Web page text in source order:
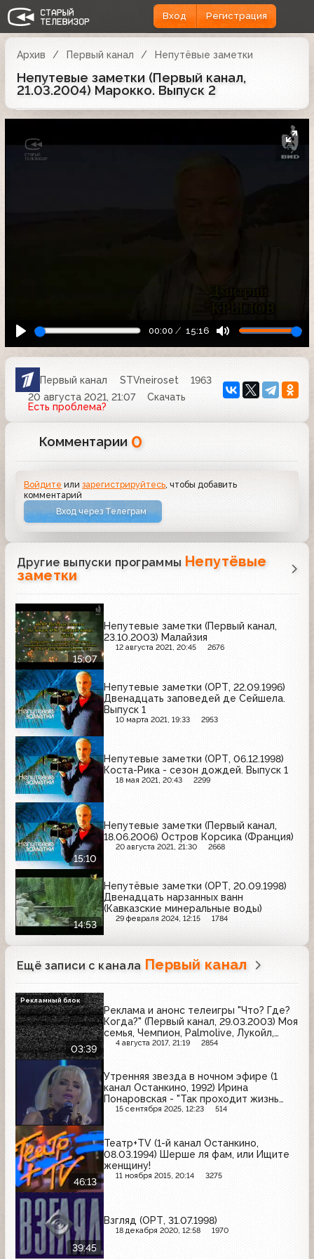
Вход Регистрация
Архив Первый канал Непутёвые заметки
Непутевые заметки (Первый канал,
21.03.2004) Марокко. Выпуск 2
00:00 15:16
Первый канал STVneiroset
1963
20 августа 2021, 21:07
Скачать
Есть проблема?
Комментарии 0
Войдите илизарегистрируйтесь, чтобы добавить
комментарий
Вход через Телеграм
Другие выпуски программы Непутёвые
заметки
15:07
Непутевые заметки (Первый канал,
23.10.2003) Малайзия
12 августа 2021, 20:45 2676
Непутевые заметки (ОРТ, 22.09.1996)
Двенадцать заповедей де Сейшела.
Выпуск 1
10 марта 2021, 19:33 2953
Непутевые заметки (ОРТ, 06.12.1998)
Коста-Рика - сезон дождей. Выпуск 1
18 мая 2021, 20:43 2299
15:10
Непутевые заметки (Первый канал,
18.06.2006) Остров Корсика (Франция)
20 августа 2021, 21:30 2668
14:53
Непутёвые заметки (ОРТ, 20.09.1998)
Двенадцать нарзанных ванн
(Кавказские минеральные воды)
29 февраля 2024, 12:15 1784
Ещё записи с канала Первый канал
03:39
Реклама и анонс телеигры "Что? Где?
Когда?" (Первый канал, 29.03.2003) Моя
семья, Чемпион, Palmolive, Лукойл,
Балтимор, ИЖ, Доширак
4 августа 2017, 21:19 2854
Рекламный блок
Утренняя звезда в ночном эфире (1
канал Останкино, 1992) Ирина
Понаровская - "Так проходит жизнь
моя"15 сентября 2025, 12:23 514
46:13
Театр+TV (1-й канал Останкино,
08.03.1994) Шерше ля фам, или Ищите
женщину!
11 ноября 2015, 20:14 3275
39:45
Взгляд (ОРТ, 31.07.1998)
18 декабря 2020, 12:58 1970